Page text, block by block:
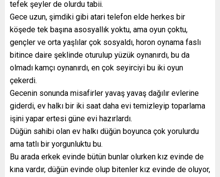
tefek şeyler de olurdu tabii.
Gece uzun, şimdiki gibi atari telefon elde herkes bir
köşede tek başına asosyallık yoktu, ama oyun çoktu,
gençler ve orta yaşlılar çok sosyaldı, horon oynama faslı
bitince daire şeklinde oturulup yüzük oynanırdı, bu da
olmadı kamçı oynanırdı, en çok seyirciyi bu iki oyun
çekerdi.
Gecenin sonunda misafirler yavaş yavaş dağılır evlerine
giderdi, ev halkı bir iki saat daha evi temizleyip toparlama
işini yapar ertesi güne evi hazırlardı.
Düğün sahibi olan ev halkı düğün boyunca çok yorulurdu
ama tatlı bir yorgunluktu bu.
Bu arada erkek evinde bütün bunlar olurken kız evinde de
kına vardır, düğün evinde olup bitenler kız evinde de oluyor,